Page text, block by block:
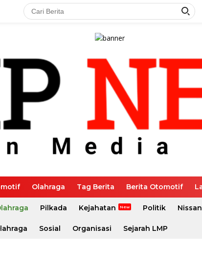
Olahraga Tag Berita Berita Otomotif
Pilkada Kejahatan Politik Nissan
Sosial Organisasi Sejarah LMP